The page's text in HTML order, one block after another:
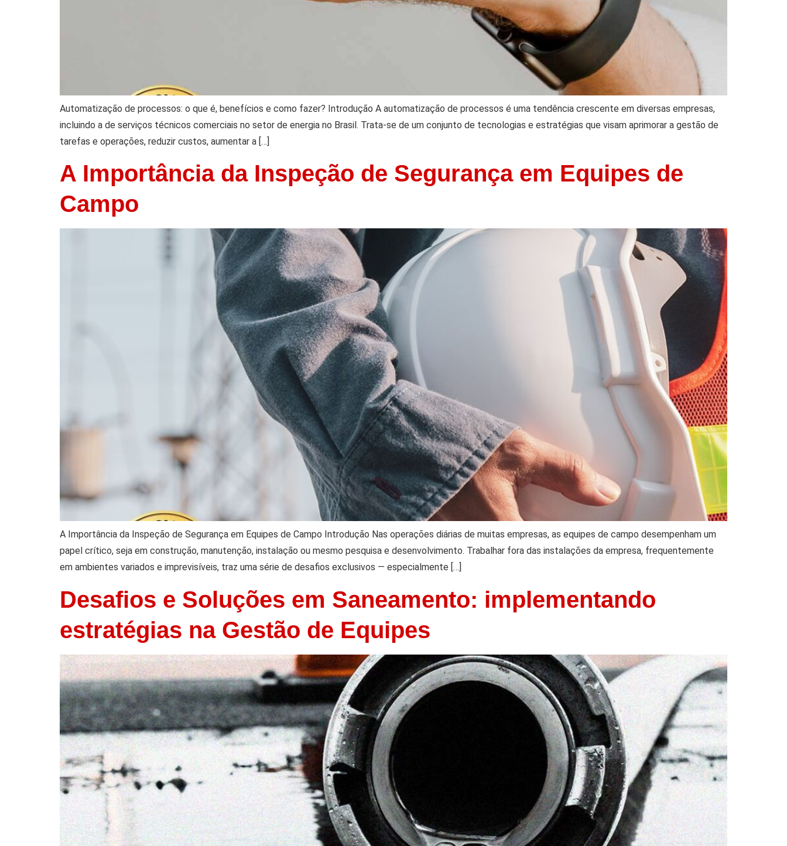
Automatização de processos: o que é, benefícios e como fazer? Introdução A automatização de processos é uma tendência crescente em diversas empresas,
incluindo a de serviços técnicos comerciais no setor de energia no Brasil. Trata-se de um conjunto de tecnologias e estratégias que visam aprimorar a gestão de
tarefas e operações, reduzir custos, aumentar a […]
A Importância da Inspeção de Segurança em Equipes de
Campo
A Importância da Inspeção de Segurança em Equipes de Campo Introdução Nas operações diárias de muitas empresas, as equipes de campo desempenham um
papel crítico, seja em construção, manutenção, instalação ou mesmo pesquisa e desenvolvimento. Trabalhar fora das instalações da empresa, frequentemente
em ambientes variados e imprevisíveis, traz uma série de desafios exclusivos — especialmente […]
Desafios e Soluções em Saneamento: implementando
estratégias na Gestão de Equipes